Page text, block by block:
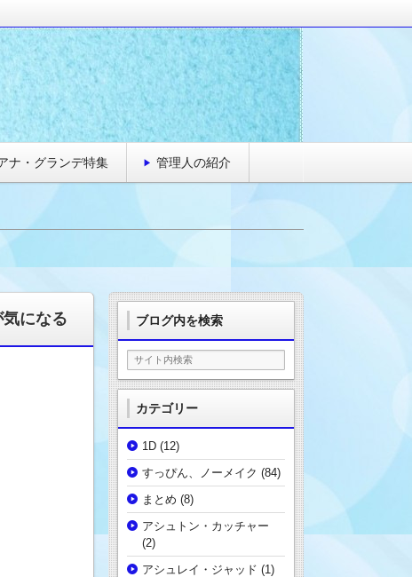
芸能情報
ナ・グランデ特集 管理人の紹介
になる ブログ内を検索
カテゴリー
1D (12)
すっぴん、ノーメイク (84)
まとめ (8)
アシュトン・カッチャー
(2)
アシュレイ・ジャッド (1)